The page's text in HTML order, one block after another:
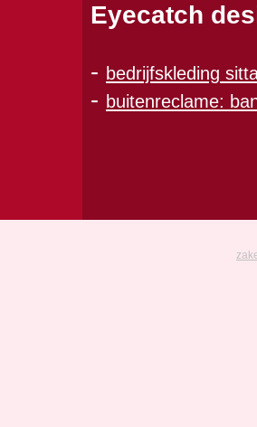
Eyecatch
- bedrijfskleding
- buitenreclame: